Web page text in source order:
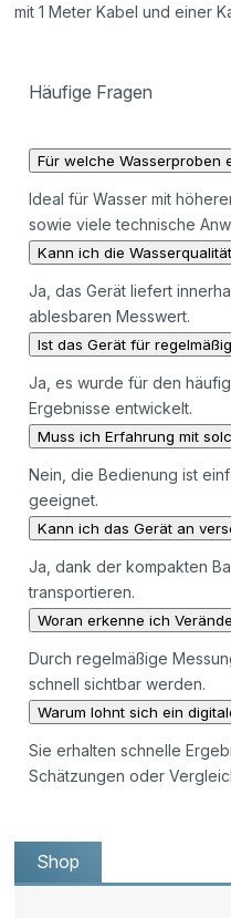
mit 1 Meter Kabel und einer
Häufige Fragen
Für welche Wasserproben
Ideal für Wasser mit
sowie viele technische
Kann ich die
Ja, das Gerät liefert
ablesbaren Messwert.
Ist das Gerät für
Ja, es wurde für den
Ergebnisse entwickelt.
Muss ich Erfahrung mit
Nein, die Bedienung ist
geeignet.
Kann ich das Gerät an
Ja, dank der kompakten
transportieren.
Woran erkenne ich
Durch regelmäßige
schnell sichtbar werden.
Warum lohnt sich ein
Sie erhalten schnelle
Schätzungen oder
Shop